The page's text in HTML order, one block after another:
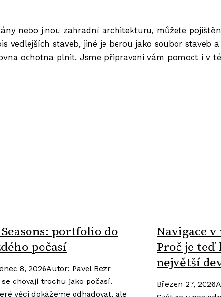
nebo jinou zahradní architekturu, můžete
vedlejších staveb, jiné je berou jako soubor staveb
ochotna plnit. Jsme připraveni vám pomoct i v
portfolio do
počasí
8, 2026Autor: Pavel Bezr
se chovají trochu jako počasí.
věci dokážeme odhadovat, ale
Navigace
Proč je teď
největší
Březen 27, 2026